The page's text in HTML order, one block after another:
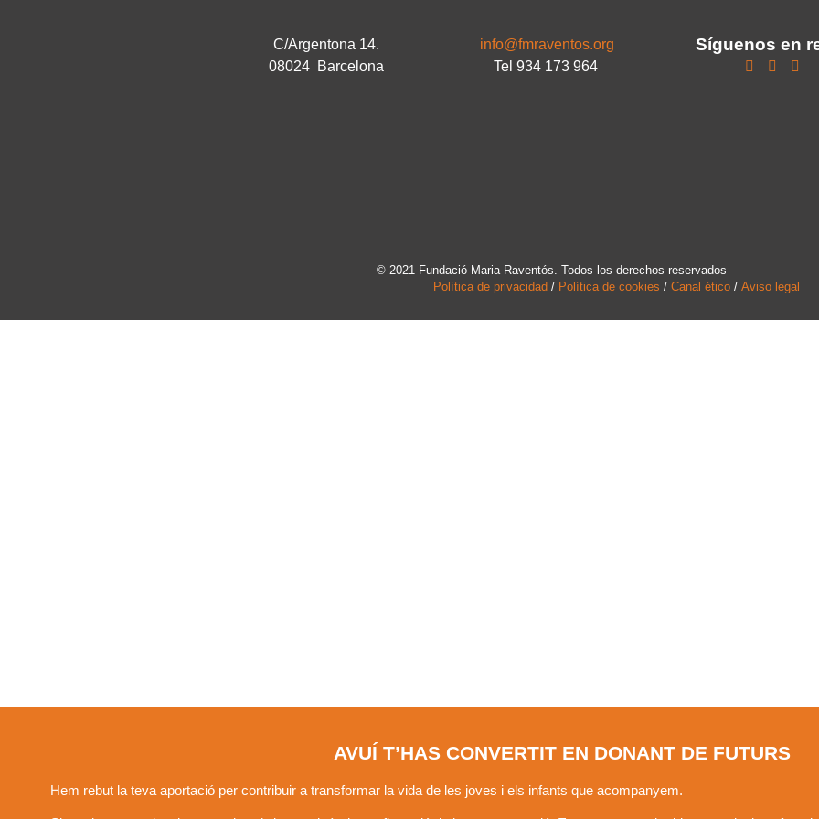
C/Argentona 14.
08024 Barcelona
info@fmraventos.org
Tel 934 173 964
Síguenos en
© 2021 Fundació Maria Raventós. Todos los derechos reservados
Política de privacidad / Política de cookies / Canal ético/ Aviso legal
AVUÍ T’HAS CONVERTIT EN DONANT DE FUTURS
Hem rebut la teva aportació per contribuir a transformar la vida de les joves i els infants que acompanyem.